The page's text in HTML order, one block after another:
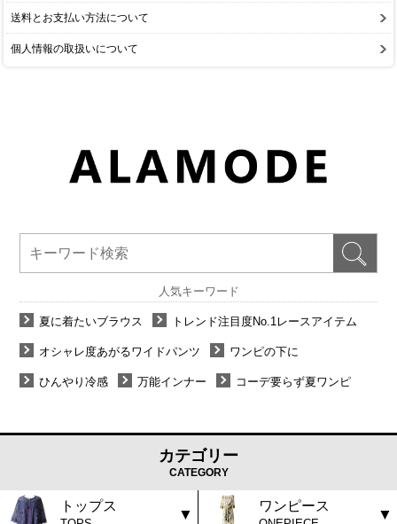
送料とお支払い方法について
個人情報の取扱いについて
人気キーワード
夏に着たいブラウス トレンド注目度No.1レースアイテム
オシャレ度あがるワイドパンツ ワンピの下に
ひんやり冷感 万能インナー コーデ要らず夏ワンピ
カテゴリー
CATEGORY
トップス ワンピース